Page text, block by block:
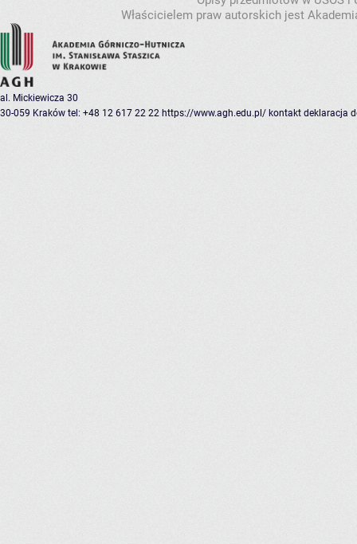
Właścicielem praw autorskich jest
al. Mickiewicza 30
30-059 Kraków tel: +48 12 617 22 22 https://www.agh.edu.pl/ kontakt deklaracja